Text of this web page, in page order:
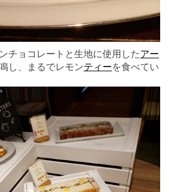
チョコレートと生地に使用したアー
し、まるでレモンティーを食べてい